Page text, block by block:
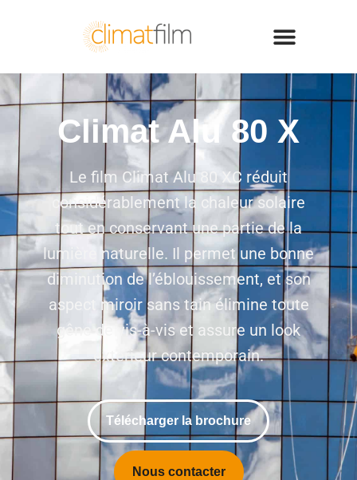
Climat Alu 80 X
Le film Climat Alu 80 XC réduit
considérablement la chaleur solaire
tout en conservant une partie de la
lumière naturelle. Il permet une bonne
diminution de l’éblouissement, et son
aspect miroir sans tain élimine toute
gêne de vis-à-vis et assure un look
extérieur contemporain.
Télécharger la brochure
Nous contacter